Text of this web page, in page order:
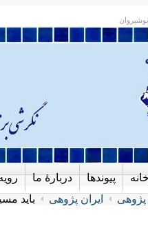
دربارهٔ ما پیوندها
پژوهی ایران پژوهی باید